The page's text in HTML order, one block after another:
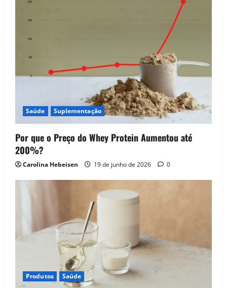
Saúde Suplementação
Por que o Preço do Whey Protein Aumentou até
200%?
Carolina Hebeisen 19 de junho de 2026 0
Produtos Saúde